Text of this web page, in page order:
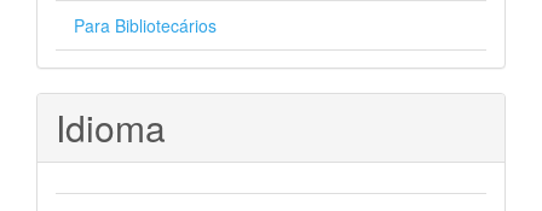
Para Bibliotecários
Idioma